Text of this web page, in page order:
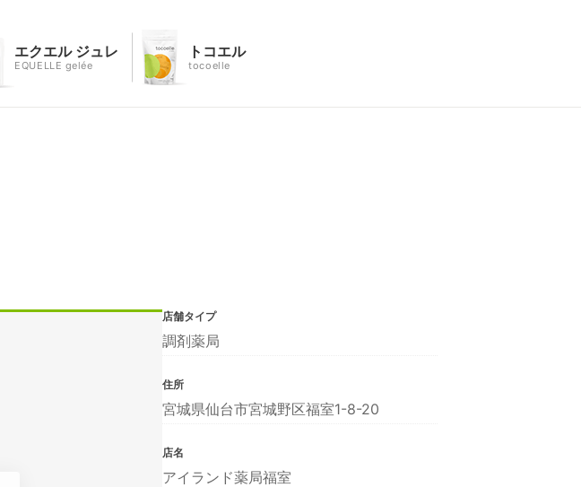
エクエル ジュレ
EQUELLE gelée
トコエル
tocoelle
店舗タイプ
調剤薬局
住所
宮城県仙台市宮城野区福室1-8-20
店名
アイランド薬局福室